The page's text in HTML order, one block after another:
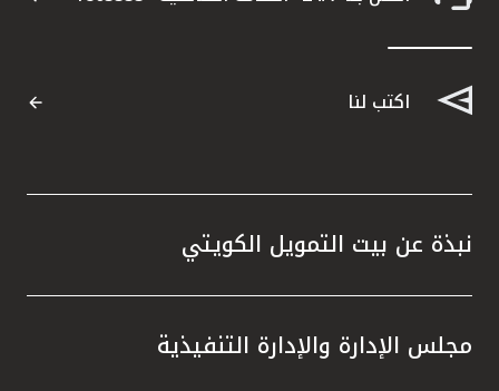
اكتب لنا
نبذة عن بيت التمويل الكويتي
مجلس الإدارة والإدارة التنفيذية